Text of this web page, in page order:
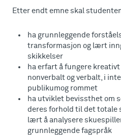
Etter endt emne skal
ha grunnleggende
transformasjon og lært
skikkelser
ha erfart å fungere
nonverbalt og verbalt, i
publikumog rommet
ha utviklet bevissthet om
deres forhold til det totale
lært å analysere
grunnleggende fagspråk